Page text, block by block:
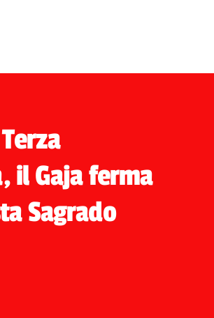
il Gaja ferma
Sagrado